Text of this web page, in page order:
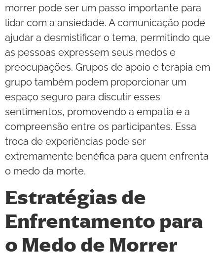
morrer pode ser um passo importante para
lidar com a ansiedade. A comunicação pode
ajudar a desmistificar o tema, permitindo que
as pessoas expressem seus medos e
preocupações. Grupos de apoio e terapia em
grupo também podem proporcionar um
espaço seguro para discutir esses
sentimentos, promovendo a empatia e a
compreensão entre os participantes. Essa
troca de experiências pode ser
extremamente benéfica para quem enfrenta
o medo da morte.
Estratégias de
Enfrentamento para
o Medo de Morrer